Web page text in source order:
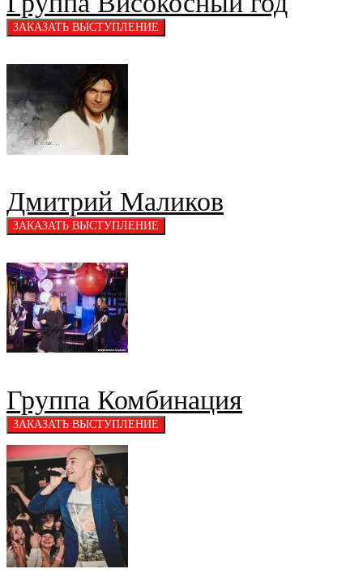
Дмитрий Маликов
Группа Комбинация